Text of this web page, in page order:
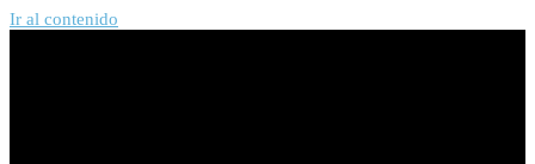
Ir al contenido